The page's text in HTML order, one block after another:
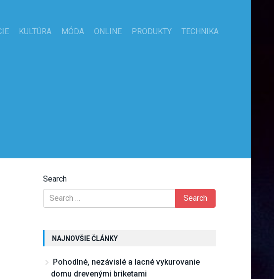
KULTÚRA MÓDA ONLINE PRODUKTY TECHNIKA
Search
NAJNOVŠIE ČLÁNKY
Pohodlné, nezávislé a lacné vykurovanie
domu drevenými briketami